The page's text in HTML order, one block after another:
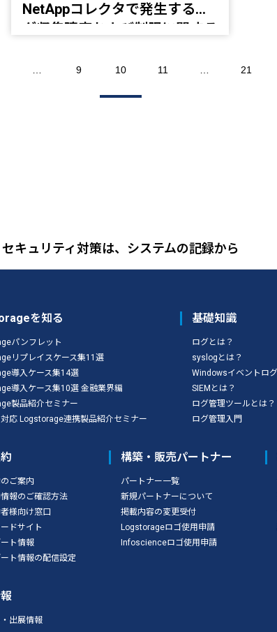
NetAppコレクタで発生するロ
グ収集障害および制限に関する
9 10 11 21
セキュリティ対策は、システムの記録から
を知る
パンフレット
リプレイスケース集11選
導入ケース集14選
導入ケース集10選 金融業界編
製品紹介セミナー
応 Logstorage連携製品紹介セミナー
基礎知識
ログとは？
syslogとは？
Windowsイベントロ
SIEMとは？
ログ管理ツールとは？
ログ管理入門
ご案内
報のご確認方法
様向け窓口
ドサイト
ト情報
ト情報の配信設定
構築・販売パートナー
パートナー一覧
新規パートナーについて
掲載内容の変更受付
Logstorageロゴ使用申請
Infoscienceロゴ使用申請
出展情報